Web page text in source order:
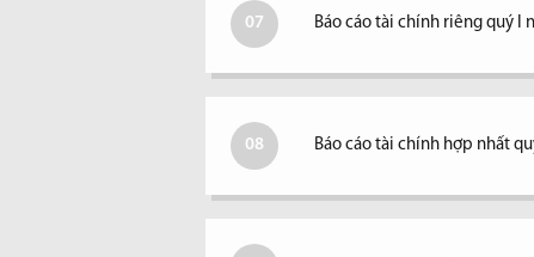
07 Báo cáo tài chính riêng quý I
08 Báo cáo tài chính hợp nhất